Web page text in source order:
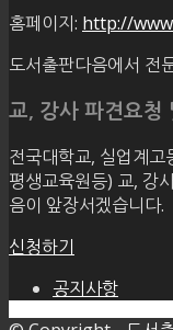
홈페이지: http://
도서출판다음에서 전
교, 강사 파견요
전국대학교, 실업계
평생교육원등) 교, 강
음이 앞장서겠습니다.
신청하기
공지사항